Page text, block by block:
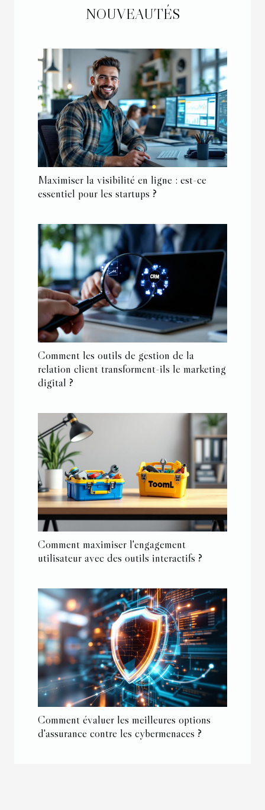
NOUVEAUTÉS
Maximiser la visibilité en ligne : est-ce
essentiel pour les startups ?
Comment les outils de gestion de la
relation client transforment-ils le marketing
digital ?
Comment maximiser l'engagement
utilisateur avec des outils interactifs ?
Comment évaluer les meilleures options
d'assurance contre les cybermenaces ?